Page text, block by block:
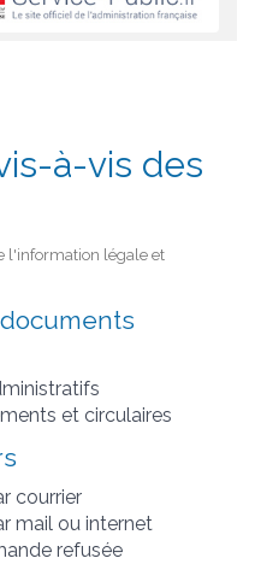
à-vis des
l'information légale et
et circulaires
courrier
mail ou internet
refusée